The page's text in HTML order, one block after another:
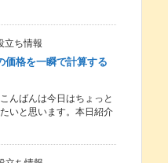
立ち情報
価格を一瞬で計算する
んばんは今日はちょっと
いと思います。本日紹介